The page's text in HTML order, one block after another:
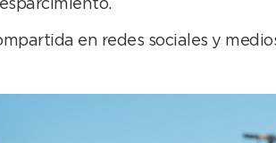
en redes sociales y